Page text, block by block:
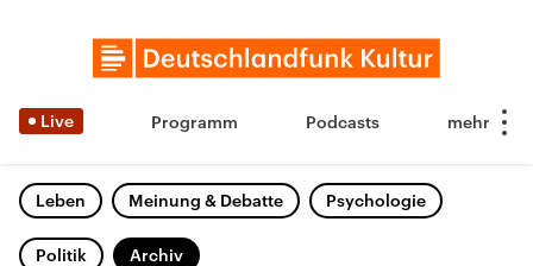
Live Programm Podcasts
Leben Meinung & Debatte Psychologie
Politik Archiv